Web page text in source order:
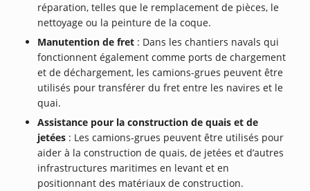
réparation, telles que le remplacement de pièces, le
nettoyage ou la peinture de la coque.
Manutention de fret : Dans les chantiers navals qui
fonctionnent également comme ports de chargement
et de déchargement, les camions-grues peuvent être
utilisés pour transférer du fret entre les navires et le
quai.
Assistance pour la construction de quais et de
jetées : Les camions-grues peuvent être utilisés pour
aider à la construction de quais, de jetées et d’autres
infrastructures maritimes en levant et en
positionnant des matériaux de construction.